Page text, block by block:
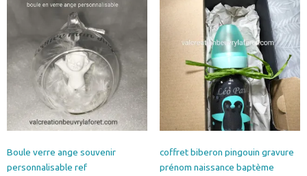
récent
plus
ancien
Boule verre ange souvenir
personnalisable ref
coffret biberon pingouin gravure
prénom naissance baptème